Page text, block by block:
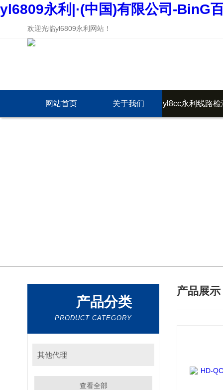
yl6809永利|·(中国)有限公司-BinG
欢迎光临yl6809永利网站！
网站首页 关于我们 yl8cc永利线路检
产品分类
PRODUCT CATEGORY
其他代理
查看全部
产品展示